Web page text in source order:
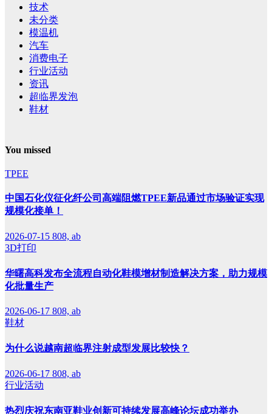
技术
未分类
模温机
汽车
消费电子
行业活动
资讯
超临界发泡
鞋材
You missed
TPEE
中国石化仪征化纤公司高端阻燃TPEE新品通过市场验证实现
规模化接单！
2026-07-15 808, ab
3D打印
华曙高科发布全流程自动化鞋模增材制造解决方案，助力规模
化批量生产
2026-06-17 808, ab
鞋材
为什么说越南超临界注射成型发展比较快？
2026-06-17 808, ab
行业活动
热烈庆祝东南亚鞋业创新可持续发展高峰论坛成功举办